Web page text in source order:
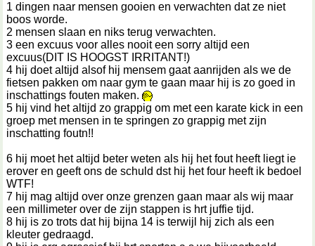
1 dingen naar mensen gooien en verwachten dat ze niet
boos worde.
2 mensen slaan en niks terug verwachten.
3 een excuus voor alles nooit een sorry altijd een
excuus(DIT IS HOOGST IRRITANT!)
4 hij doet altijd alsof hij mensem gaat aanrijden als we de
fietsen pakken om naar gym te gaan maar hij is zo goed in
inschattings fouten maken.
5 hij vind het altijd zo grappig om met een karate kick in een
groep met mensen in te springen zo grappig met zijn
inschatting foutn!!
6 hij moet het altijd beter weten als hij het fout heeft liegt ie
erover en geeft ons de schuld dst hij het four heeft ik bedoel
WTF!
7 hij mag altijd over onze grenzen gaan maar als wij maar
een millimeter over de zijn stappen is hrt juffie tijd.
8 hij is zo trots dat hij bijna 14 is terwijl hij zich als een
kleuter gedraagd.